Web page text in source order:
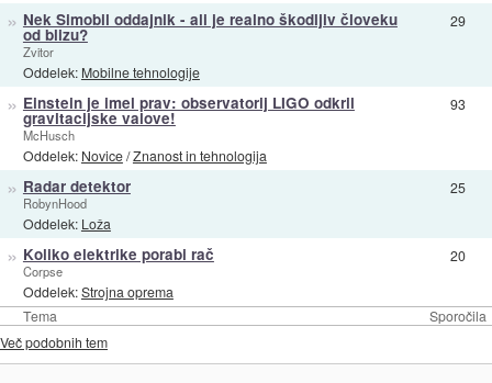
Tema Sporočila
» Nek Simobil oddajnik - ali je realno škodljiv človeku
od blizu?
Zvitor
Oddelek: Mobilne tehnologije
29
» Einstein je imel prav: observatorij LIGO odkril
gravitacijske valove!
McHusch
Oddelek: Novice/Znanost in tehnologija
93
» Radar detektor
RobynHood
Oddelek: Loža
25
» Koliko elektrike porabi rač
Corpse
Oddelek:Strojna oprema
20
Več podobnih tem